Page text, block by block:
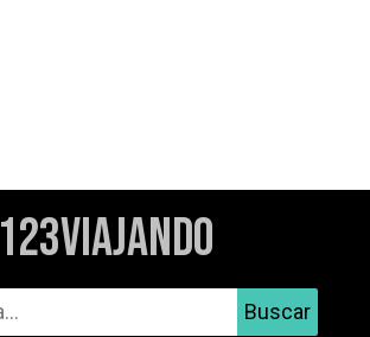
123Viajando
Buscar